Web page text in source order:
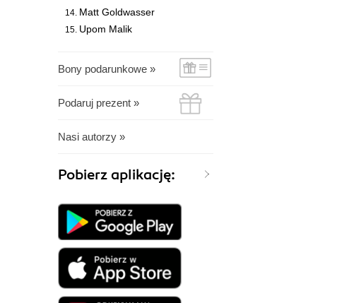
Matt Goldwasser
Upom Malik
Bony podarunkowe »
Podaruj prezent »
Nasi autorzy »
Pobierz aplikację: